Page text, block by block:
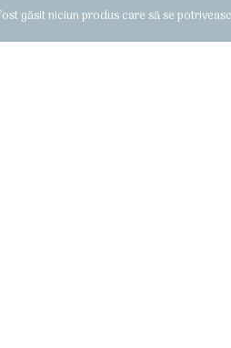
găsit niciun produs care să se